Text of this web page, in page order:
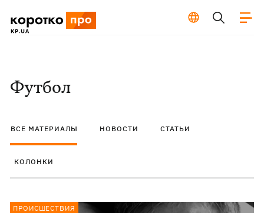
Футбол
ВСЕ МАТЕРИАЛЫ НОВОСТИ СТАТЬИ
КОЛОНКИ
ПРОИСШЕСТВИЯ